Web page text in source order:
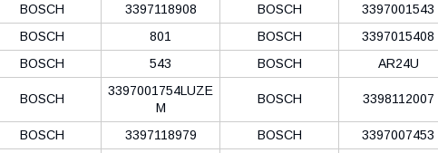
BOSCH
3397118908 BOSCH 3397001543
BOSCH
801 BOSCH 3397015408
BOSCH
543 BOSCH AR24U
BOSCH
3397001754LUZE
M
BOSCH 3398112007
BOSCH 3397118979 BOSCH 3397007453